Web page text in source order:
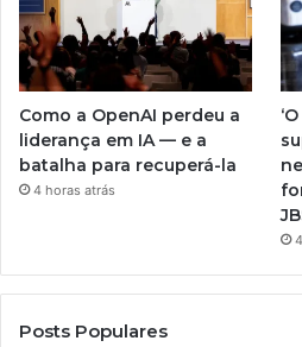
Como a OpenAI perdeu a
liderança em IA — e a
batalha para recuperá-la
4 horas atrás
Posts Populares